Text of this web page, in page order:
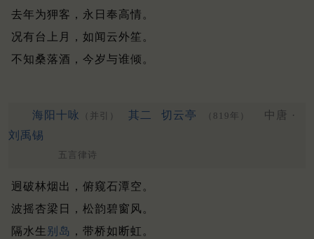
去年为狎客，永日奉高情。
况有台上月，如闻云外笙。
不知桑落酒，今岁与谁倾。
海阳十咏 （并引） 其二 切云亭 （819年）
中唐 ·
刘禹锡
五言律诗
迥破林烟出，俯窥石潭空。
波摇杏梁日，松韵碧窗风。
隔水生 别岛 ，带桥如断虹。